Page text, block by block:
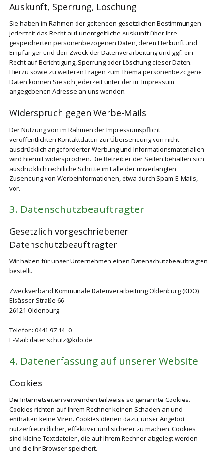
Auskunft, Sperrung, Löschung
Sie haben im Rahmen der geltenden gesetzlichen Bestimmungen
jederzeit das Recht auf unentgeltliche Auskunft über Ihre
gespeicherten personenbezogenen Daten, deren Herkunft und
Empfänger und den Zweck der Datenverarbeitung und ggf. ein
Recht auf Berichtigung, Sperrung oder Löschung dieser Daten.
Hierzu sowie zu weiteren Fragen zum Thema personenbezogene
Daten können Sie sich jederzeit unter der im Impressum
angegebenen Adresse an uns wenden.
Widerspruch gegen Werbe-Mails
Der Nutzung von im Rahmen der Impressumspflicht
veröffentlichten Kontaktdaten zur Übersendung von nicht
ausdrücklich angeforderter Werbung und Informationsmaterialien
wird hiermit widersprochen. Die Betreiber der Seiten behalten sich
ausdrücklich rechtliche Schritte im Falle der unverlangten
Zusendung von Werbeinformationen, etwa durch Spam-E-Mails,
vor.
3. Datenschutzbeauftragter
Gesetzlich vorgeschriebener
Datenschutzbeauftragter
Wir haben für unser Unternehmen einen Datenschutzbeauftragten
bestellt.
Zweckverband Kommunale Datenverarbeitung Oldenburg (KDO)
Elsässer Straße 66
26121 Oldenburg
Telefon: 0441 97 14 -0
E-Mail: datenschutz@kdo.de
4. Datenerfassung auf unserer Website
Cookies
Die Internetseiten verwenden teilweise so genannte Cookies.
Cookies richten auf Ihrem Rechner keinen Schaden an und
enthalten keine Viren. Cookies dienen dazu, unser Angebot
nutzerfreundlicher, effektiver und sicherer zu machen. Cookies
sind kleine Textdateien, die auf Ihrem Rechner abgelegt werden
und die Ihr Browser speichert.